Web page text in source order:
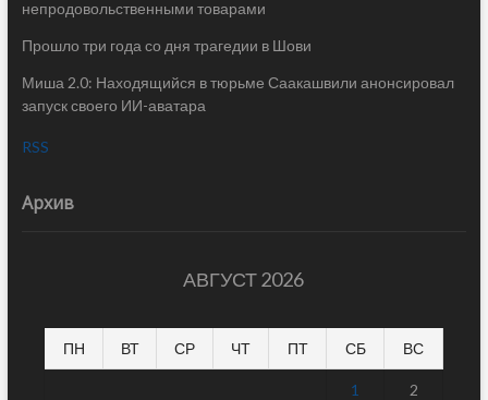
непродовольственными товарами
Прошло три года со дня трагедии в Шови
Миша 2.0: Находящийся в тюрьме Саакашвили анонсировал
запуск своего ИИ-аватара
RSS
Архив
АВГУСТ 2026
ПН ВТ СР ЧТ ПТ СБ ВС
1 2